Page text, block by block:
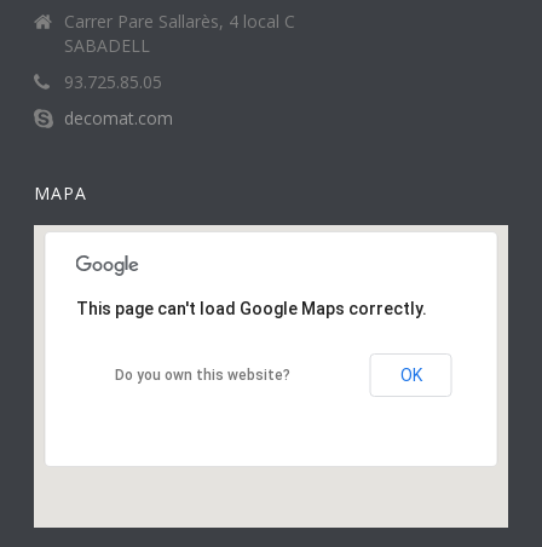
Carrer Pare Sallarès, 4 local C
SABADELL
93.725.85.05
decomat.com
MAPA
This page can't load Google Maps correctly.
Do you own this website? OK